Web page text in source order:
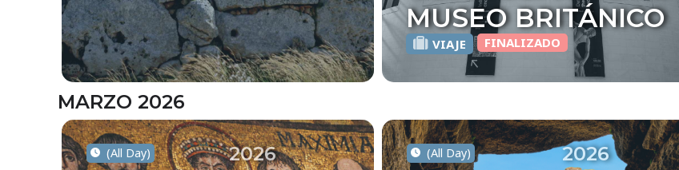
MUSEO BRITÁNICO
VIAJE FINALIZADO
MARZO 2026
2026
(All Day) 2026
(All Day)